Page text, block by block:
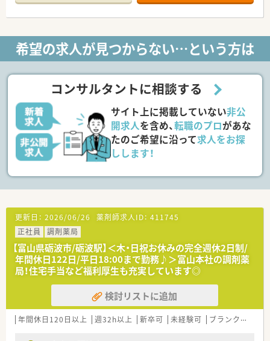
希望の求人が見つからない…という方は
コンサルタントに相談する
サイト上に掲載していない非公
開求人を含め、転職のプロがあな
たのご希望に沿って求人をお探
しします！
更新日： 2026/06/26 薬剤師求人ID： 411745
正社員
調剤薬局
【富山県砺波市/砺波駅】＜木・日祝お休みの完全週休2日制/
年間休日122日/平日18:00まで勤務♪＞富山本社の調剤薬
局！住宅手当など福利厚生も充実しています◎
検討リストに追加
年間休日120日以上 週32h以上 新卒可 未経験可 ブランク可